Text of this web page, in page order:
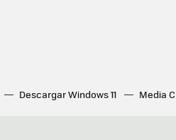
Descargar Windows 11 Media